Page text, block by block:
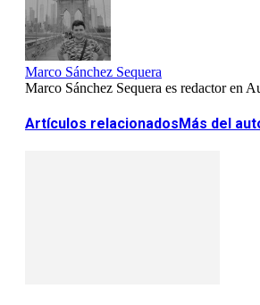
Marco Sánchez Sequera
Marco Sánchez Sequera es redactor en
Artículos relacionadosMás del